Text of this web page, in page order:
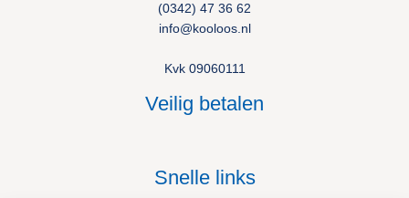
(0342) 47 36 62
info@kooloos.nl
Kvk 09060111
Veilig betalen
Snelle links